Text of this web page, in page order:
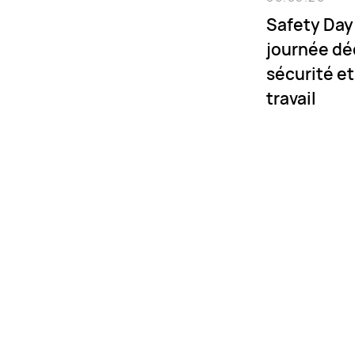
Safety
journée
sécurité
travail